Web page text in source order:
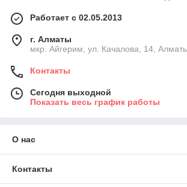
Работает с 02.05.2013
г. Алматы
мкр. Айгерим, ул. Качалова, 14,
Контакты
Сегодня выходной
Показать весь график работы
О нас
Контакты